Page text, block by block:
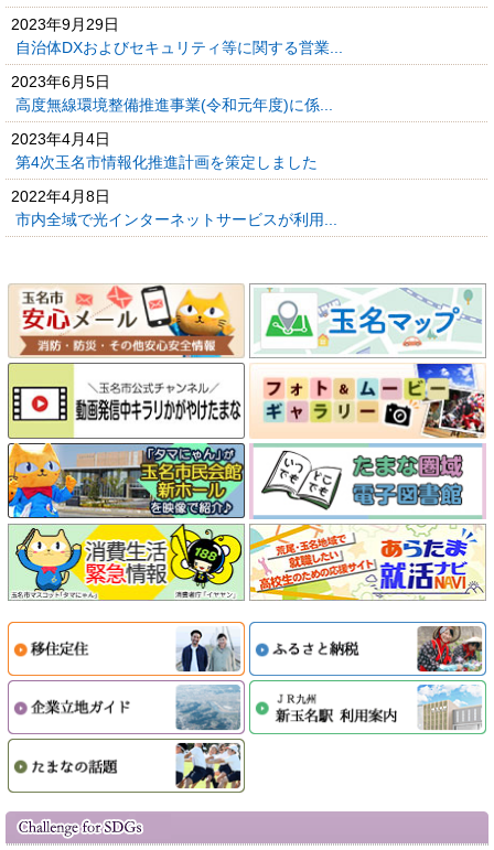
2023年9月29日
自治体DXおよびセキュリティ等に関する営業...
2023年6月5日
高度無線環境整備推進事業(令和元年度)に係...
2023年4月4日
第4次玉名市情報化推進計画を策定しました
2022年4月8日
市内全域で光インターネットサービスが利用...